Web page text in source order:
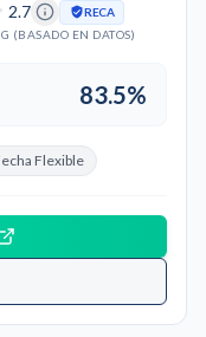
2.7
RECA
(BASADO EN DATOS)
83.5%
Flexible